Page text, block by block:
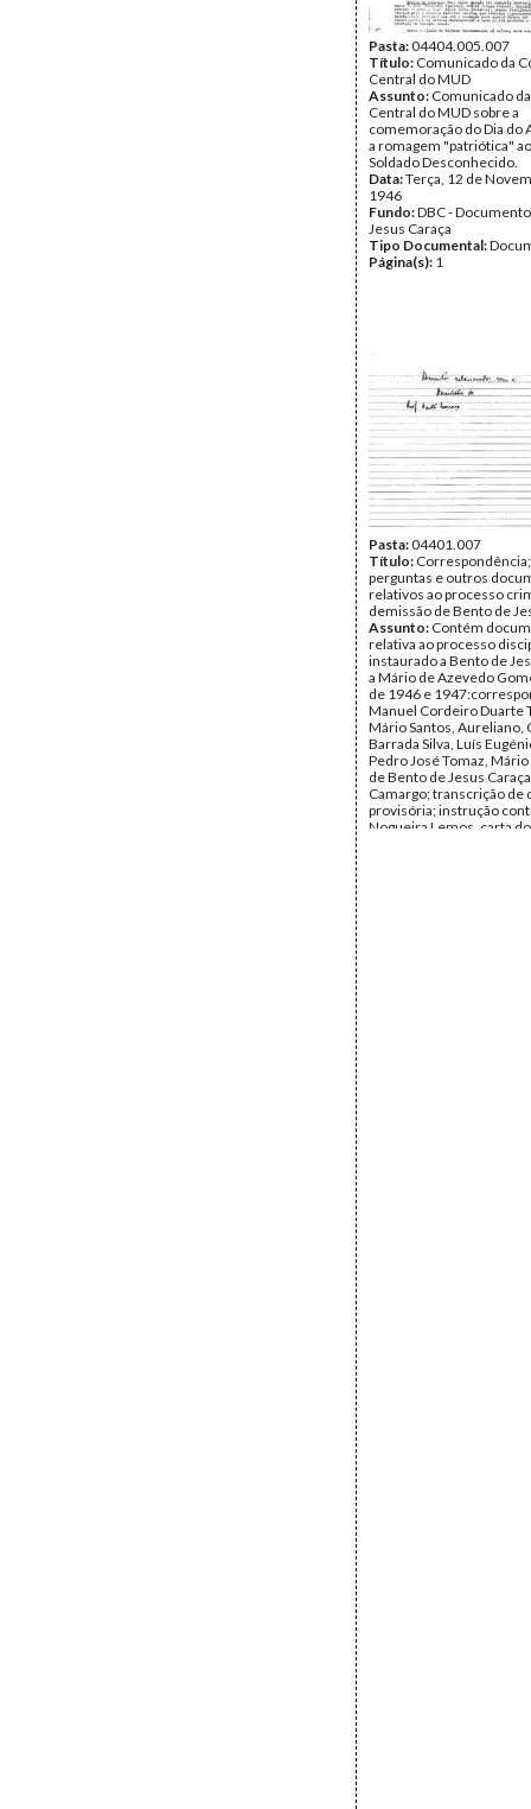
Pasta:04404.005.007
Título: Comunicado da
Central do MUD
Assunto: Comunicado
Central do MUD sobre a
comemoração do Dia do
a romagem "patriótica"
Soldado Desconhecido.
Data:Terça, 12 de
1946
Fundo:DBC -
Jesus Caraça
Tipo Documental:
Página(s): 1
Pasta:04401.007
Título:
perguntas e outros
relativos ao processo
demissão de Bento de
Assunto: Contém
relativa ao processo
instaurado a Bento de
a Mário de Azevedo
de 1946 e
Manuel Cordeiro Duarte
Mário Santos, Aureliano,
Barrada Silva, Luís
Pedro José Tomaz, Mário
de Bento de Jesus
Camargo; transcrição de
provisória; instrução
Nogueira Lemos, carta